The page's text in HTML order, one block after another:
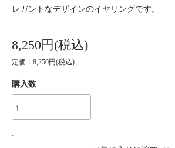
レガントなデザインのイヤリングです。
8,250円(税込)
定価：8,250円(税込)
購入数